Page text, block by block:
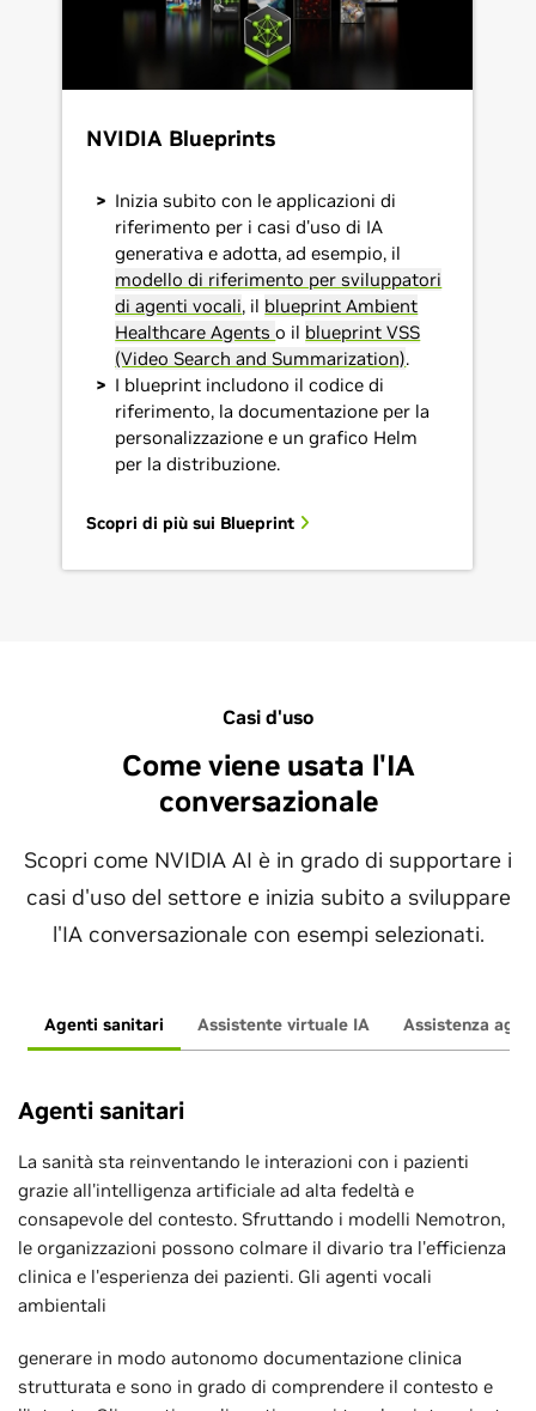
NVIDIA Blueprints
Inizia subito con le applicazioni di
riferimento per i casi d'uso di IA
generativa e adotta, ad esempio, il
modello di riferimento per sviluppatori
di agenti vocali, il blueprint Ambient
Healthcare Agentso il blueprint VSS
(Video Search and Summarization).
I blueprint includono il codice di
riferimento, la documentazione per la
personalizzazione e un grafico Helm
per la distribuzione.
Scopri di più sui Blueprint
Casi d'uso
Come viene usata l'IA
conversazionale
Scopri come NVIDIA AI è in grado di supportare i
casi d'uso del settore e inizia subito a sviluppare
l'IA conversazionale con esempi selezionati.
Agenti sanitari Assistente virtuale IA Assistenza agli
Agenti sanitari
La sanità sta reinventando le interazioni con i pazienti
grazie all'intelligenza artificiale ad alta fedeltà e
consapevole del contesto. Sfruttando i modelli Nemotron,
le organizzazioni possono colmare il divario tra l'efficienza
clinica e l'esperienza dei pazienti. Gli agenti vocali
ambientali
generare in modo autonomo documentazione clinica
strutturata e sono in grado di comprendere il contesto e